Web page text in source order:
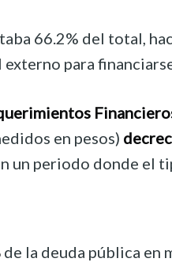
66.2% del total,
para
en pesos)
un periodo donde el
de la deuda pública en